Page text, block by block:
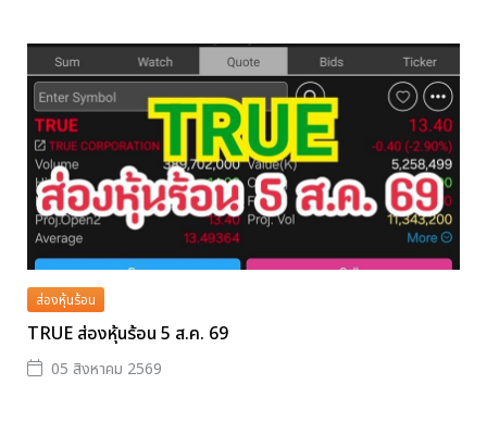
ส่องหุ้นร้อน
TRUE ส่องหุ้นร้อน 5 ส.ค. 69
05 สิงหาคม 2569